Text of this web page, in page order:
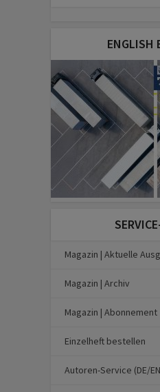
ENGLISH
Magazin | Aktuelle
Magazin | Archiv
Magazin | Abonnement
Einzelheft bestellen
Autoren-Service (DE/